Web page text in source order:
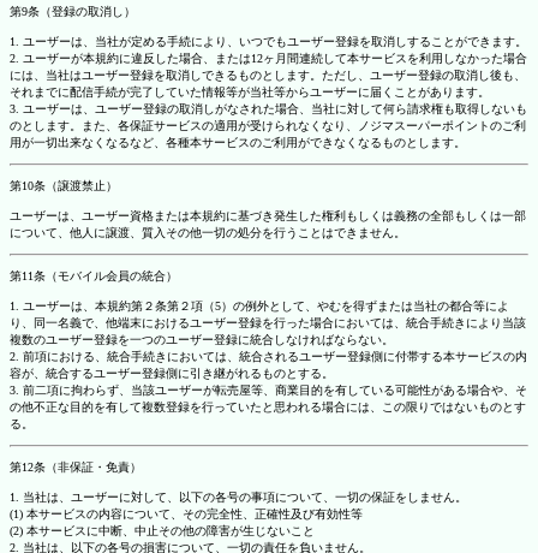
第9条（登録の取消し）
1. ユーザーは、当社が定める手続により、いつでもユーザー登録を取消しすることができます。
2. ユーザーが本規約に違反した場合、または12ヶ月間連続して本サービスを利用しなかった場合
には、当社はユーザー登録を取消しできるものとします。ただし、ユーザー登録の取消し後も、
それまでに配信手続が完了していた情報等が当社等からユーザーに届くことがあります。
3. ユーザーは、ユーザー登録の取消しがなされた場合、当社に対して何ら請求権も取得しないも
のとします。また、各保証サービスの適用が受けられなくなり、ノジマスーパーポイントのご利
用が一切出来なくなるなど、各種本サービスのご利用ができなくなるものとします。
第10条（譲渡禁止）
ユーザーは、ユーザー資格または本規約に基づき発生した権利もしくは義務の全部もしくは一部
について、他人に譲渡、質入その他一切の処分を行うことはできません。
第11条（モバイル会員の統合）
1. ユーザーは、本規約第２条第２項（5）の例外として、やむを得ずまたは当社の都合等によ
り、同一名義で、他端末におけるユーザー登録を行った場合においては、統合手続きにより当該
複数のユーザー登録を一つのユーザー登録に統合しなければならない。
2. 前項における、統合手続きにおいては、統合されるユーザー登録側に付帯する本サービスの内
容が、統合するユーザー登録側に引き継がれるものとする。
3. 前二項に拘わらず、当該ユーザーが転売屋等、商業目的を有している可能性がある場合や、そ
の他不正な目的を有して複数登録を行っていたと思われる場合には、この限りではないものとす
る。
第12条（非保証・免責）
1. 当社は、ユーザーに対して、以下の各号の事項について、一切の保証をしません。
(1) 本サービスの内容について、その完全性、正確性及び有効性等
(2) 本サービスに中断、中止その他の障害が生じないこと
2. 当社は、以下の各号の損害について、一切の責任を負いません。